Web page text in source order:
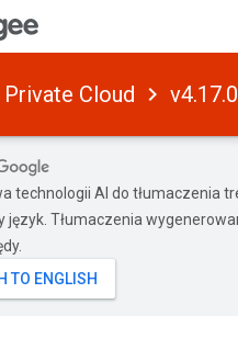
Cloud
technologii AI do tłumaczenia
język. Tłumaczenia